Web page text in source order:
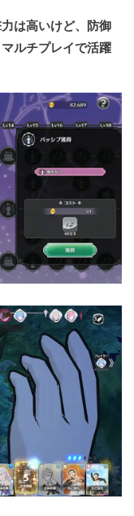
は高いけど、防御
ルチプレイで活躍